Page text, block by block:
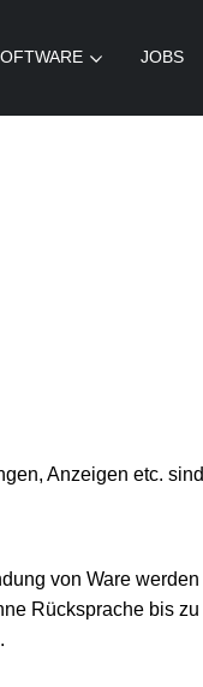
JOBS
Anzeigen etc. sind
von Ware werden
Rücksprache bis zu